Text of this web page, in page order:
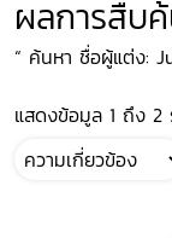
ผลการสืบ
“ ค้นหา ชื่อผู้แต่ง:
แสดงข้อมูล 1 ถึง 2